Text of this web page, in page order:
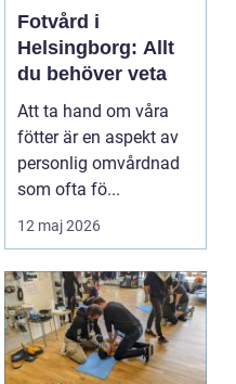
Fotvård i
Helsingborg: Allt
du behöver veta
Att ta hand om våra
fötter är en aspekt av
personlig omvårdnad
som ofta fö...
12 maj 2026